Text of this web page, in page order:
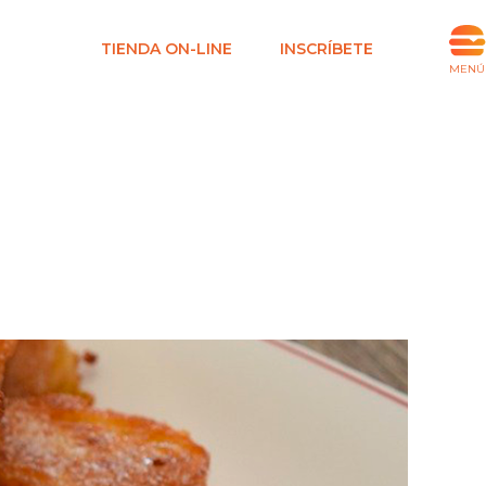
TIENDA ON-LINE INSCRÍBETE